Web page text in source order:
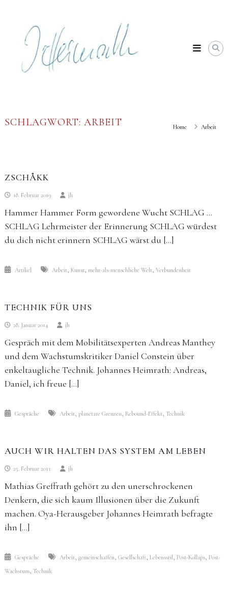
content
Heimrath
SCHLAGWORT: ARBEIT Home Arbeit
ZSCHÅKK
18. Februar 2019 jh
Hammer Hammer Form gewordene Wucht SCHLAG …
SCHLAG Lehrmeister der Erinnerung SCHLAG würdest
du dich nicht erinnern SCHLAG wärst du […]
Artikel Arbeit, Kunst, mehr-als-menschliche Welt, Verbundenheit
TECHNIK FÜR UNS
28. Januar 2014 jh
Gespräch mit dem Mobilitätsexperten Andreas Manthey
und dem Wachstumskritiker ­Daniel Constein über
enkeltaugliche Technik. Johannes Heimrath: Andreas,
Daniel, ich freue […]
Gespräche Arbeit, planetare Grenzen, Rebound-Effekt, Technik
AUCH WIR HALTEN DAS SYSTEM AM LEBEN
25. Februar 2011 jh
Mathias Greffrath gehört zu den unerschrockenen
Denkern, die sich kaum Illusionen über die Zukunft
machen. Oya-Herausgeber Johannes Heimrath befragte
ihn […]
Gespräche Arbeit, gemeinschaffen, Gesellschaft, Lebensstil , Post-Kollaps, Post-
Wachstum, Technik